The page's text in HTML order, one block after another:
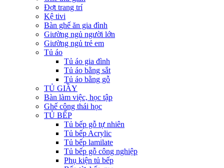
Đợt trang trí
Kệ tivi
Bàn ghế ăn gia đình
Giường ngủ người lớn
Giường ngủ trẻ em
Tủ áo
Tủ áo gia đình
Tủ áo bằng sắt
Tủ áo bằng gỗ
TỦ GIẦY
Bàn làm việc, học tập
Ghế công thái học
TỦ BẾP
Tủ bếp gỗ tự nhiên
Tủ bếp Acrylic
Tủ bếp lamilate
Tủ bếp gỗ công nghiệp
Phụ kiện tủ bếp